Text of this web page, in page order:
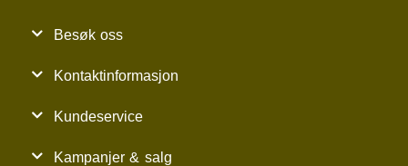
Besøk oss
Kontaktinformasjon
Kundeservice
Kampanjer & salg